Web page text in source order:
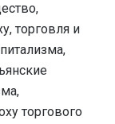
торговля и
торгового